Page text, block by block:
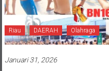
Riau DAERAH Olahraga
Januari 31, 2026